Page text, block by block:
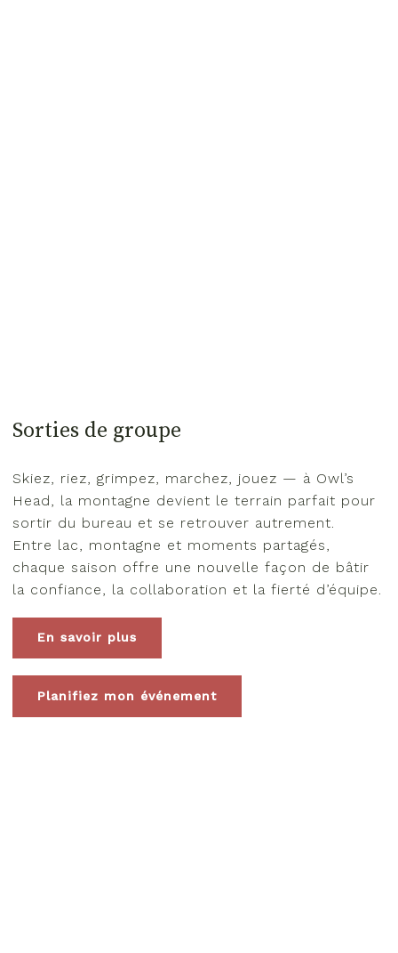
Sorties de groupe
Skiez, riez, grimpez, marchez, jouez — à Owl’s
Head, la montagne devient le terrain parfait pour
sortir du bureau et se retrouver autrement.
Entre lac, montagne et moments partagés,
chaque saison offre une nouvelle façon de bâtir
la confiance, la collaboration et la fierté d’équipe.
En savoir plus
Planifiez mon événement